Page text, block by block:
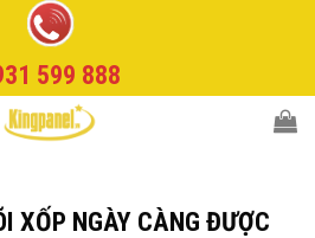
599 888
XỐP NGÀY CÀNG ĐƯỢC